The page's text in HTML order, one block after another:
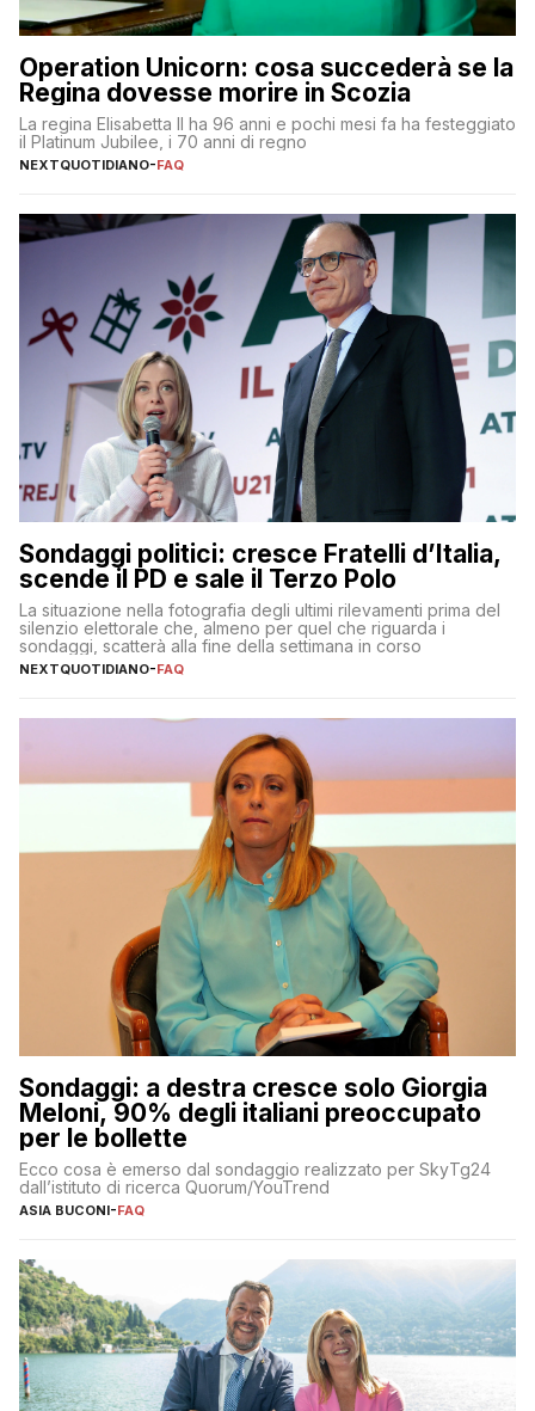
Operation Unicorn: cosa succederà se la
Regina dovesse morire in Scozia
La regina Elisabetta II ha 96 anni e pochi mesi fa ha festeggiato
il Platinum Jubilee, i 70 anni di regno
NEXTQUOTIDIANO-FAQ
Sondaggi politici: cresce Fratelli d’Italia,
scende il PD e sale il Terzo Polo
La situazione nella fotografia degli ultimi rilevamenti prima del
silenzio elettorale che, almeno per quel che riguarda i
sondaggi, scatterà alla fine della settimana in corso
NEXTQUOTIDIANO-FAQ
Sondaggi: a destra cresce solo Giorgia
Meloni, 90% degli italiani preoccupato
per le bollette
Ecco cosa è emerso dal sondaggio realizzato per SkyTg24
dall’istituto di ricerca Quorum/YouTrend
ASIA BUCONI-FAQ